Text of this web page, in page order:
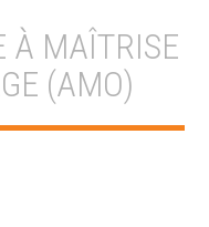
À MAÎTRISE
(AMO)